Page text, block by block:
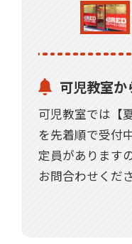
可児教室
可児教室では【
を先着順で受付
定員があります
お問合わせくだ